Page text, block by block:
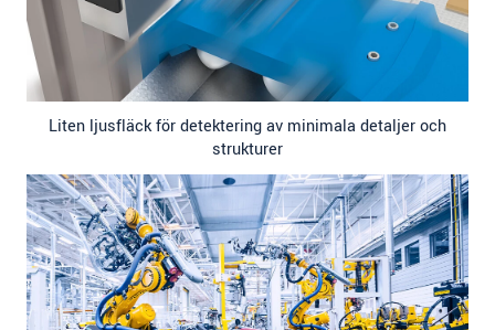
Liten ljusfläck för detektering av minimala detaljer och
strukturer